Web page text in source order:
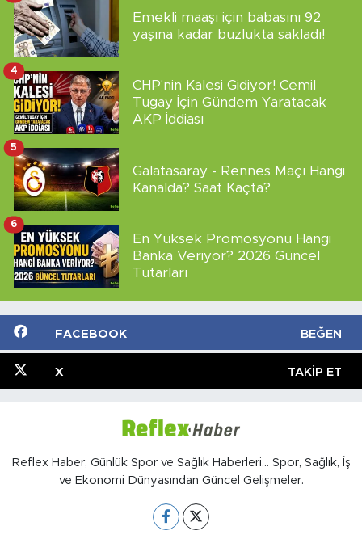
Emekli maaşı için babasını 92
yaşına kadar buzlukta sakladı!
CHP'nin Kalesi Gidiyor! Cemil
Tugay İçin Gündem Yaratacak
AKP İddiası
4
Galatasaray - Rennes Maçı Hangi
Kanalda? Saat Kaçta?
5
En Yüksek Promosyonu Hangi
Banka Veriyor? 2026 Güncel
Tutarları
6
FACEBOOK BEĞEN
X TAKIP ET
Reflex Haber; Günlük Spor ve Sağlık Haberleri... Spor, Sağlık, İş
ve Ekonomi Dünyasından Güncel Gelişmeler.